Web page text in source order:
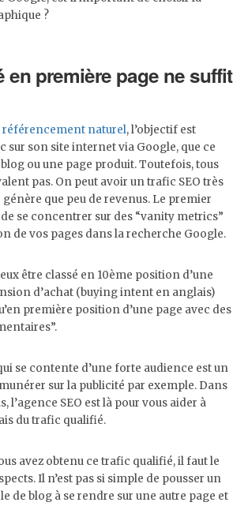
?
en première page ne suffit
référencement naturel, l’objectif est
sur son site internet via Google, que ce
ou une page produit. Toutefois, tous
pas. On peut avoir un trafic SEO très
que peu de revenus. Le premier
de se concentrer sur des “vanity metrics”
de vos pages dans la recherche Google.
être classé en 10ème position d’une
d’achat (buying intent en anglais)
première position d’une page avec des
se contente d’une forte audience est un
sur la publicité par exemple. Dans
l’agence SEO est là pour vous aider à
du trafic qualifié.
avez obtenu ce trafic qualifié, il faut le
Il n’est pas si simple de pousser un
de blog à se rendre sur une autre page et